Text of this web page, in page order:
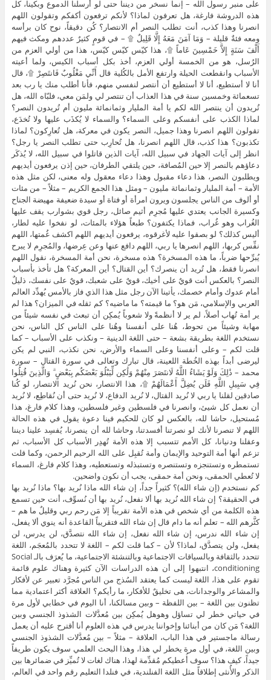
على منبر رسول الله – إنما نسخر من ديننا حتى لو أرسلنا الدموع وبكينا، كل
هذه الدروشة فارغة، هل تعرفون لماذا؟ لأنكم ترفعون أكفكم وتقولون اللهم
انصرنا وهذا كذب، أنت تطلب النصر أم الانتصار؟ كُن دقيقاً، نوح كان برأسه
ومعه فئةٌ قليلة – وَمَا آمَنَ مَعَهُ إِلَّا قَلِيلٌ ۩ – في قومٍ كثيرٌ عددهم ومكث فيهم
أَلْفَ سَنَةٍ إِلاَّ خَمْسِينَ عَاماً ۩، هذا كيّس كيّس كيّس، هذا من أولي العزم من
الرُسل، هو من الخمسة أولي العزم، أخذ بكل أسباب الكيس، ولما أعيته
الأسباب وانقطعت الحيلة وارتفع الأمل بالكُلية قال أَنِّي مَغْلُوبٌ فَانتَصِرْ ۩، قال
أنا لا أستطيع، أنا لا أستطيع أن أنتصر لنفسي منهم، فأنا أطلب منك يا رب بعد
تسعمائة وخمسين سنة في هذا العذاب أن تنتصر لي ولمَن معي، فلبّاه الله، هل
تُريدون أن ينتصر الله لكم يا أمة المليار وثمانمائة مليون أم تُريدون النصر؟
لماذا الكذب على أنفسكم وعلى السماء؟ والسماء لا يُكذَب عليها ولا تُخدَع،
تقولون اللهم انصرنا وهذا جميل، النصر يكون في معركة، هل تُعارِكون؟ لماذا
تكذبون؟ هذا كذب، قال اللهم انصرنا، هل تُحارِب حتى تطلب النصر يا رجل؟
انظر إلى آيات الجهاد في سبيل الله، آيات الذين قاتلوا في سبيل الله، لا يُذكَر
دعاؤهم بالنصر إلا حين المُصافة، حين يلتقي الطرفان، حين إذن يرفعون أيديهم
ويطلبون النصر، هذا دعاء مقبول وهذا دعاء معقول وله معنى، لكن مثل هذه
الأمة – أمة المليار وثمانمائة مليون – ومثل هذا الجمع الكريم – مثلاً – من مئات
أو ألوف من الناس يجلسون ويرون امرأة أو فتاة أو سيدة ضعيفة مهيضة الجناح
وكسيرة الجانب يعتدي عليها مُجرِم أثيم صائل، رجل قوي بشوارب يقف عليها
الغُراب وهو غُراب، فماذا يكتفون؟ طبعاً هؤلاء بالمئات، لو نفخوا عليه لطار،
أليس كذلك؟ لو بصقوا عليه لأغرقوه، يرفعون أيديهم اللهم اكشف غُمتها، اللهم
نفِّس كربها، اللهم انصرها يا ربي، اللهم دافع عنها وعن عِرضها، والمُجرِم لا يبرح
يُبرِّحها ضرباً، ما هذه المسخرة؟ هذه مسخرة، نحن أمة المسخرة، نقول اللهم
انصرنا فقط، هل تُريد أن ينصرك؟ أين القتال؟ أين المعركة؟ هل تأخذ بأسباب
النصر؟ بالعكس أنت قويٌ على أخيك، قويٌ على شعبك، قويٌ على نفسك، ذليلٌ
أمام عدوك وأمام خصمك، يأتينا الآن رجل مثل هذا الذي فاز بالأمس يُهدِّد العالم
العربي والإسلامي، مَن هو؟ ما قيمته؟ ما ماضيه؟ كم ثقله في الميزان؟ هذا لم
ير أمة تُهاب أصلاً، لم ير لا أنظمةً ولا شعوباً يُمكِن أن تبعث في نفسه شيئاً من
مهابة وشيئاً من تحوط، هُنا على أنفسنا وهُنا على الناس كل الناس، نحن
نستخدم اللغة بطريقة بشعة – حتى اللغة الدينية – ونكذب على الأسباب – كما
قلت لكم – وعلى أنفسنا وعلى السماء والأرض، نحن نكذب، النبي لم يكن
ليرضى أبداً بهذه الخُطة اللعينة، قال تبارك وتعالى في سورة القتال – سورة
محمد – ذَٰلِكَ وَلَوْ يَشَاءُ اللَّهُ لَانتَصَرَ مِنْهُمْ وَلَٰكِن لِّيَبْلُوَ بَعْضَكُم بِبَعْضٍ ۗ وَالَّذِينَ قُتِلُوا
فِي سَبِيلِ اللَّهِ فَلَن يُضِلَّ أَعْمَالَهُمْ ۩، هذا الانتصار، نحن نُريد الانتصار، لو كُنا
صادقين لقلنا يا ربي لا نُريد القتال، لا نُريد الدفاع، لا نُريد حتى أن نُقاطِع، لا نُريد
أن نعمل كل شيئ، وانصرنا في فلسطين وغير فلسطين، وهذا كلام فارغ، هذا
مُستحيل، حاشا لله، بالعكس لو كان للحكيم فينا دعوة يقول في هذه الحالة
اللهم لا تنصرنا لأنك لو نصرتنا أفسدتنا، وحاشا لله أن ينصرنا، يُفسِد علينا ديننا
وعقلنا ودنيانا، كل الأمم تتسبب إلا هذه الأمة تُهدِر الأسباب كل الأسباب، ثم
تزعم أنها أمة التوحيد والإيمان وأمة تُقبِل على الله الرحيم الرحمن، وكما قلت
تستمطره وتستنجزه وتستنصره وتستبذله وتستعطيه، وهذا كلام فارغ، السماء
لا تُعطي الحمقى، ونحن أمة حمقى، يجب أن نكون واضحين.
كم نستخدم (إن شاء الله)؟ كثيراً جداً، إن شاء الله ماذا نُريد بها؟ ماذا نُريد بها
في الحقيقة؟ إن شاء الله نُريد بها ألا نفعل، نُريد بها أن نُسوِّف، أنت حين تسمع
هذه الكلمة من أي شخص في هذه الأمة تقريباً إلا مَن رحم ربي وقليلٌ ما هم –
كثَّرهم الله – تعلم أنه ما دام قال إن شاء الله فتقريباً القاعدة أنه ينوي ألا يفعل،
إن شاء الله ندرس، إن شاء الله نفعل، إن شاء الله نتصدَّق، لن يدرس، لن
يفعل، ولن يتصدَّق، لماذا؟ لأن – كما قلت لكم – اللغة لا تتحدد بالمُعجَم، اللغة
تتحدد بالثقافة وبالسياقات الاجتماعية وبالتنشئة الاجتماعية، ما يُعرَف بالـ Social
conditioning، انتبهوا إلى أن هذه الدراسات الآن كثيرة وهناك علوم قائمة
تقوم على هذا، اللغة ليست كما يعتقد السُذج من الناس مُجرَّد تعبير عن لأفكار
والمشاعر والوجدانات، هى تخليقٌ للأفكار، ما رأيكم؟ العلاقة أكثر اعتمادية مما
تظنون بين اللغة – بين اللفظة – وبين مسالكنا، أنا اليوم في خطابي لأول مرة
في حياتي خطر لي تساؤل وهوهل يُمكِن بين مُعدَّلات الشذوذ الجنسي وبين
اللغة؟ مَن كان من أبنائنا وإخواننا يدرس في هذه العلوم أنا أقترح عليه أن يعمل
رسالة ماجستير في هذا الباب، العلاقة – مثلاً – بين مُعدَّلات الشذوذ الجنسي
وبين اللغة، في أول مرة يخطر لي هذا، وهذا البحث العلمي سوف يكون طريفاً
جيداً، كيف هذا؟ سوف أُعطيكم مُقدِّمة لهذا، هناك لغات لا تُميِّز في ضمائرها بين
الذكر والأُنثى إطلاقاً مثل اللغة الفنلندية، في فنلدا التعليم رقم واحد في العالم،